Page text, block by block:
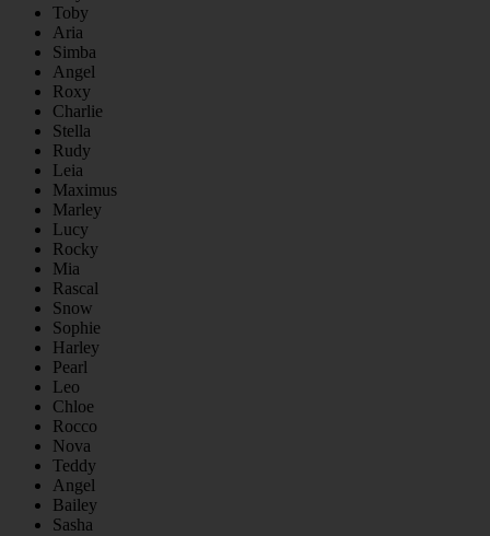
Toby
Aria
Simba
Angel
Roxy
Charlie
Stella
Rudy
Leia
Maximus
Marley
Lucy
Rocky
Mia
Rascal
Snow
Sophie
Harley
Pearl
Leo
Chloe
Rocco
Nova
Teddy
Angel
Bailey
Sasha